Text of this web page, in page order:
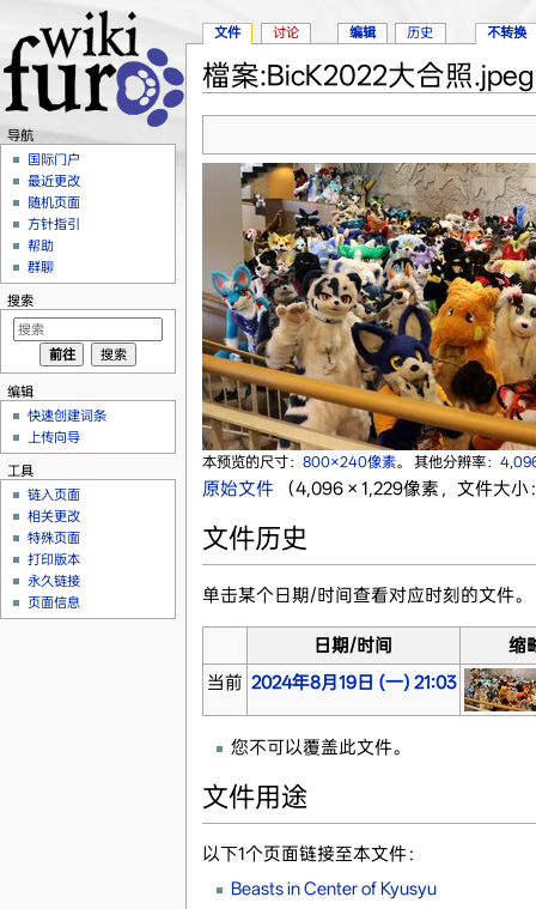
檔案:BicK2022大合照.jpeg
本预览的尺寸： 800×240像素。 其他分辨率：
原始文件‎ （4,096 × 1,229像素，文件大
文件历史
单击某个日期/时间查看对应时刻的文件。
日期/时间
缩
当前 2024年8月19日 (一) 21:03
您不可以覆盖此文件。
文件用途
以下1个页面链接至本文件：
Beasts in Center of Kyusyu
文件 讨论 编辑 历史 不转换
导航
国际门户
最近更改
随机页面
方针指引
帮助
群聊
搜索
编辑
快速创建词条
上传向导
工具
链入页面
相关更改
特殊页面
打印版本
永久链接
页面信息